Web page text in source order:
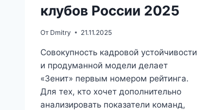
клубов России 2025
От Dmitry 21.11.2025
Совокупность кадровой устойчивости
и продуманной модели делает
«Зенит» первым номером рейтинга.
Для тех, кто хочет дополнительно
анализировать показатели команд,